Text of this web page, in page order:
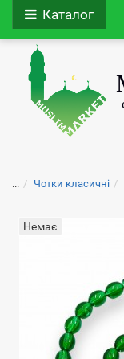
Каталог
... Чотки класичні
Немає